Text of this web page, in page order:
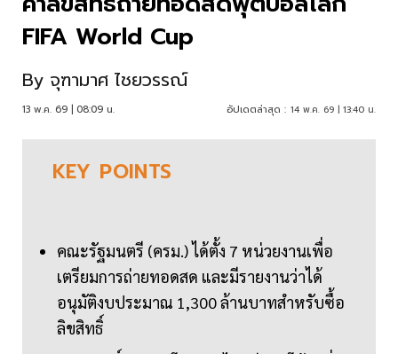
FIFA World Cup
By จุฑามาศ ไชยวรรณ์
13 พ.ค. 69 | 08:09 น. อัปเดตล่าสุด : 14 พ.ค. 69 | 13:40 น.
KEY POINTS
คณะรัฐมนตรี (ครม.) ได้ตั้ง 7 หน่วยงานเพื่อ
เตรียมการถ่ายทอดสด และมีรายงานว่าได้
อนุมัติงบประมาณ 1,300 ล้านบาทสำหรับซื้อ
ลิขสิทธิ์